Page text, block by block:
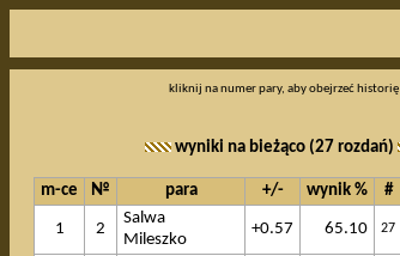
kliknij na numer pary, aby obejrzeć historię
wyniki na bieżąco (27 rozdań)
m-ce № para +/- wynik % #
1 2
Salwa
+0.57 65.10 27
Mileszko